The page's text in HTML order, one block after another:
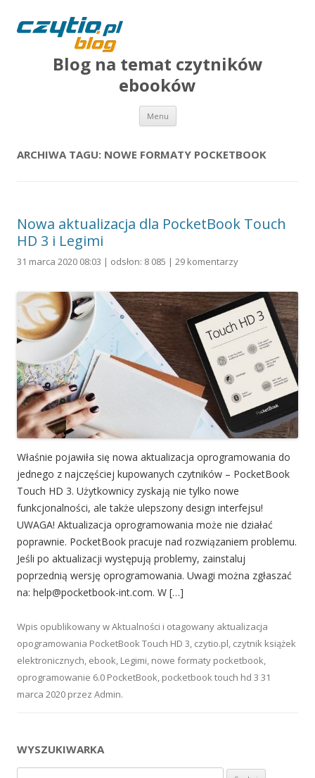
Blog na temat czytników
ebooków
Menu Przejdź do treści
ARCHIWA TAGU: NOWE FORMATY POCKETBOOK
Nowa aktualizacja dla PocketBook Touch
HD 3 i Legimi
31 marca 2020 08:03 | odsłon: 8 085 | 29 komentarzy
Właśnie pojawiła się nowa aktualizacja oprogramowania do
jednego z najczęściej kupowanych czytników – PocketBook
Touch HD 3. Użytkownicy zyskają nie tylko nowe
funkcjonalności, ale także ulepszony design interfejsu!
UWAGA! Aktualizacja oprogramowania może nie działać
poprawnie. PocketBook pracuje nad rozwiązaniem problemu.
Jeśli po aktualizacji występują problemy, zainstaluj
poprzednią wersję oprogramowania. Uwagi można zgłaszać
na: help@pocketbook-int.com. W […]
Wpis opublikowany wAktualności i otagowany aktualizacja
opogramowania PocketBook Touch HD 3 czytio.pl czytnik książek
elektronicznych ebook Legimi nowe formaty pocketbook
oprogramowanie 6.0 PocketBook pocketbook touch hd 3 31
marca 2020 przez Admin.
WYSZUKIWARKA